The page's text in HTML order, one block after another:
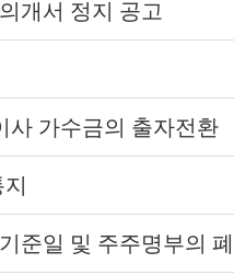
개서 정지 공고
사 가수금의 출자전환
준일 및 주주명부의